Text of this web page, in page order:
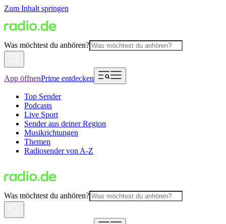
Zum Inhalt springen
Was möchtest du anhören?
App öffnenPrime entdecken
Top Sender
Podcasts
Live Sport
Sender aus deiner Region
Musikrichtungen
Themen
Radiosender von A-Z
Was möchtest du anhören?